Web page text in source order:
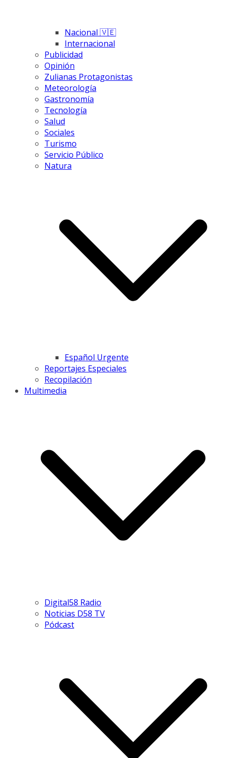
Nacional 🇻🇪
Internacional
Publicidad
Opinión
Zulianas Protagonistas
Meteorología
Gastronomía
Tecnología
Salud
Sociales
Turismo
Servicio Público
Natura
Español Urgente
Reportajes Especiales
Recopilación
Multimedia
Digital58 Radio
Noticias D58 TV
Pódcast